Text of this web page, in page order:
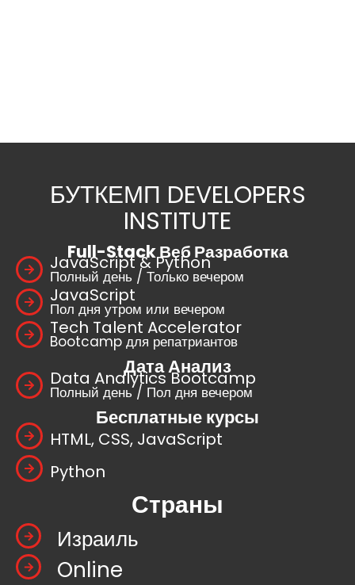
БУТКЕМП DEVELOPERS
INSTITUTE
Full-Stack Веб Разработка
JavaScript & Python
Полный день / Только вечером
JavaScript
Пол дня утром или вечером
Tech Talent Accelerator
Bootcamp для репатриантов
Дата Анализ
Data Analytics Bootcamp
Полный день / Пол дня вечером
Бесплатные курсы
HTML, CSS, JavaScript
Python
Страны
Израиль
Online